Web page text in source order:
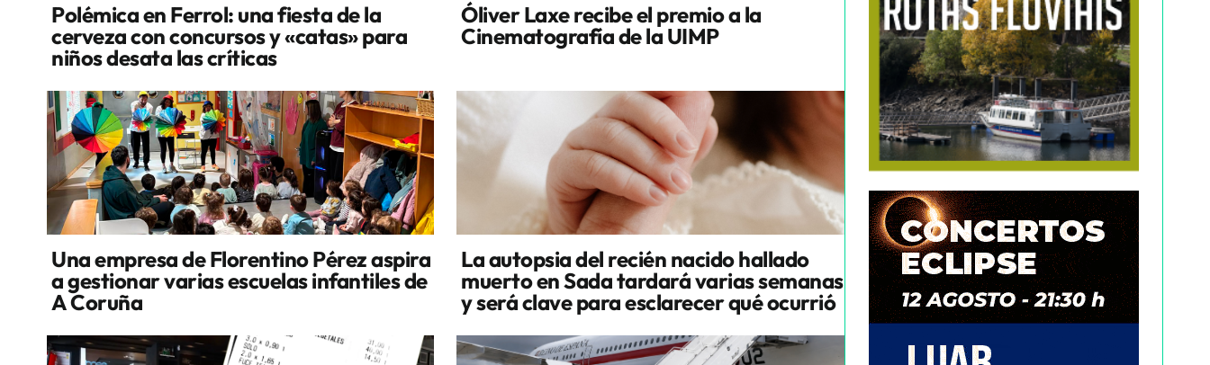
Polémica en Ferrol: una fiesta de la
cerveza con concursos y «catas» para
niños desata las críticas
Óliver Laxe recibe el premio a la
Cinematografía de la UIMP
Una empresa de Florentino Pérez aspira
a gestionar varias escuelas infantiles de
A Coruña
La autopsia del recién nacido hallado
muerto en Sada tardará varias semanas
y será clave para esclarecer qué ocurrió